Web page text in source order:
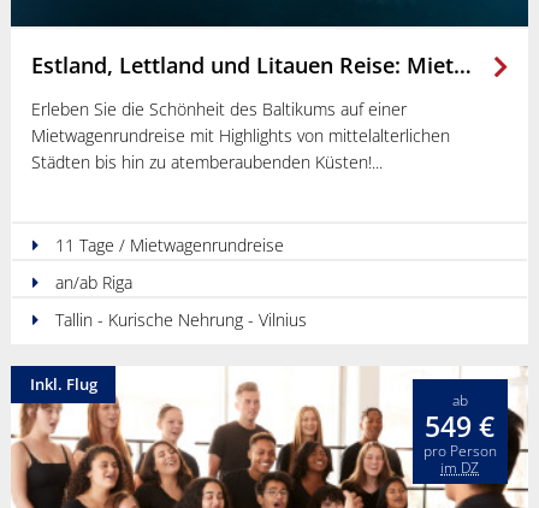
Estland, Lettland und Litauen Reise: Mietwagenrundreise - Highlights des Baltikums
Erleben Sie die Schönheit des Baltikums auf einer
Mietwagenrundreise mit Highlights von mittelalterlichen
Städten bis hin zu atemberaubenden Küsten!
11 Tage / Mietwagenrundreise
an/ab Riga
Tallin - Kurische Nehrung - Vilnius
Inkl. Flug
ab
549 €
pro Person
im DZ